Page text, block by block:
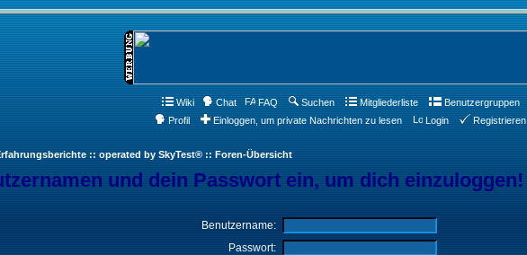
Wiki Chat FAQ Suchen Mitgliederliste
Benutzergruppen
Profil
Einloggen, um private Nachrichten zu lesen Login Registrieren
:: operated by SkyTest® :: Foren-Übersicht
und dein Passwort ein, um dich einzuloggen!
Benutzername:
Passwort: